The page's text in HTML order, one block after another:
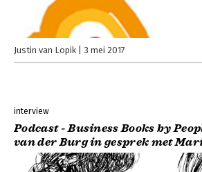
Justin van Lopik 3 mei 2017
interview
Podcast - Business Books by
van der Burg in gesprek met